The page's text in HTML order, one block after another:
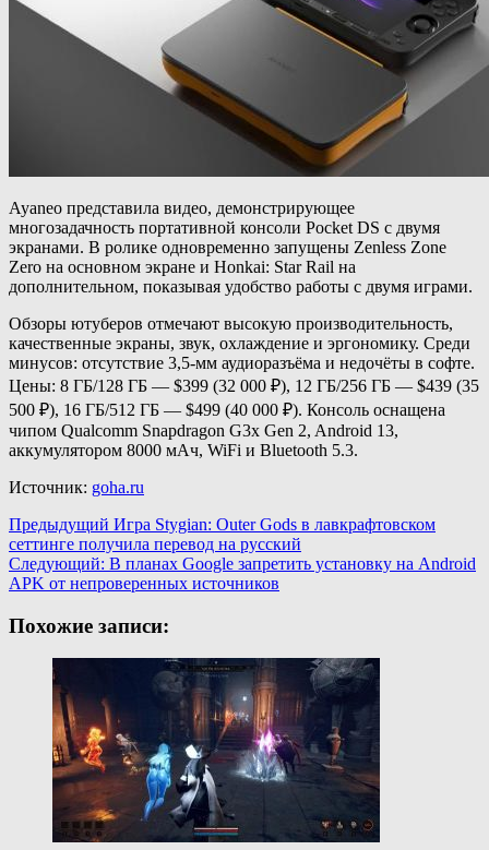
Ayaneo представила видео, демонстрирующее
многозадачность портативной консоли Pocket DS с двумя
экранами. В ролике одновременно запущены Zenless Zone
Zero на основном экране и Honkai: Star Rail на
дополнительном, показывая удобство работы с двумя играми.
Обзоры ютуберов отмечают высокую производительность,
качественные экраны, звук, охлаждение и эргономику. Среди
минусов: отсутствие 3,5-мм аудиоразъёма и недочёты в софте.
Цены: 8 ГБ/128 ГБ — $399 (32 000 ₽), 12 ГБ/256 ГБ — $439 (35
500 ₽), 16 ГБ/512 ГБ — $499 (40 000 ₽). Консоль оснащена
чипом Qualcomm Snapdragon G3x Gen 2, Android 13,
аккумулятором 8000 мАч, WiFi и Bluetooth 5.3.
Источник: goha.ru
Навигация
записи
Предыдущий Игра Stygian: Outer Gods в лавкрафтовском
сеттинге получила перевод на русский
Следующий: В планах Google запретить установку на Android
APK от непроверенных источников
Похожие записи: